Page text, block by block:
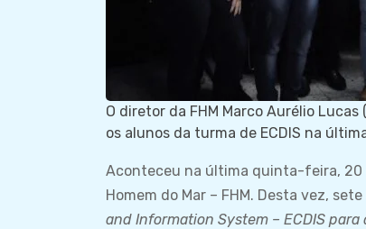
O diretor da FHM Marco Aurélio
os alunos da turma de ECDIS na
Aconteceu na última quinta-feira, 20
Homem do Mar – FHM. Desta vez,
and Information System – ECDIS